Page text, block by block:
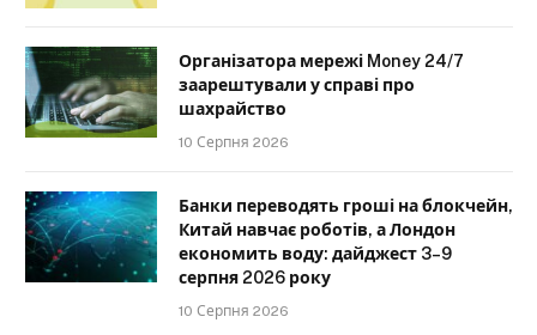
Організатора мережі Money 24/7
заарештували у справі про
шахрайство
10 Серпня 2026
Банки переводять гроші на блокчейн,
Китай навчає роботів, а Лондон
економить воду: дайджест 3–9
серпня 2026 року
10 Серпня 2026